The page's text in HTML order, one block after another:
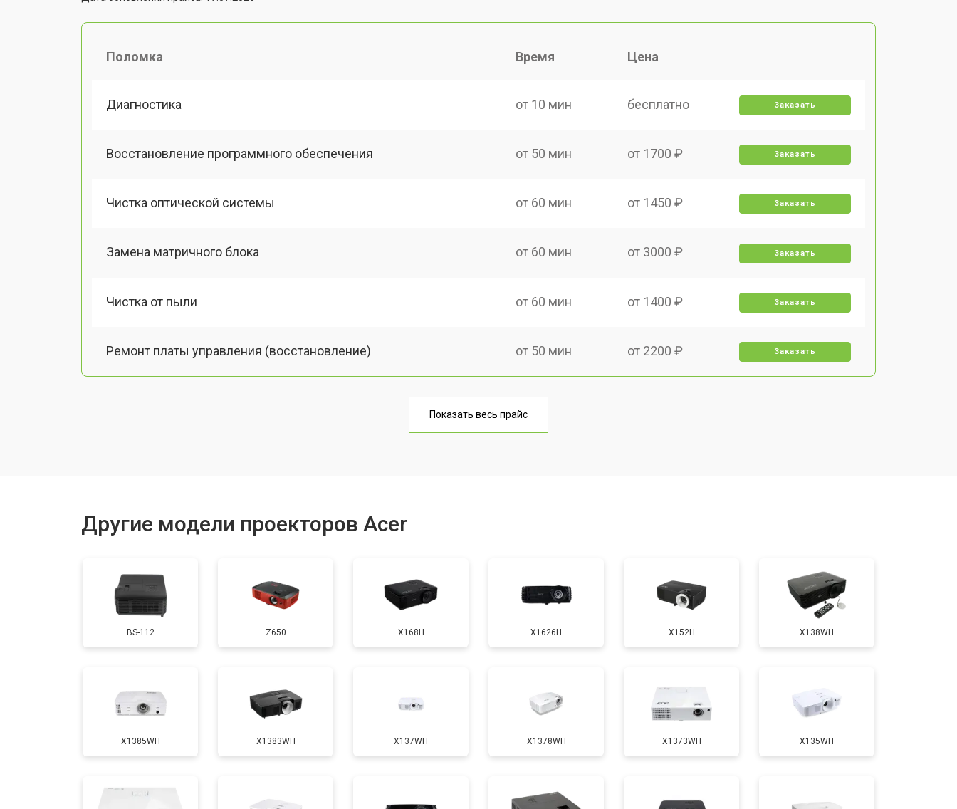
Поломка Время Цена
Диагностика от 10 мин бесплатно Заказать
Восстановление программного обеспечения от 50 мин от 1700 ₽ Заказать
Чистка оптической системы от 60 мин от 1450 ₽ Заказать
Замена матричного блока от 60 мин от 3000 ₽ Заказать
Чистка от пыли от 60 мин от 1400 ₽ Заказать
Ремонт платы управления (восстановление) от 50 мин от 2200 ₽ Заказать
от 60 мин
Ремонт блока питания от 70 мин от 2000 ₽ Заказать
Замена блока розжига от 50 мин от 1900 ₽ Заказать
Показать весь прайс
Другие модели проекторов Acer
BS-112 Z650 X168H X1626H X152H X138WH
X1385WH X1383WH X137WH X1378WH X1373WH X135WH